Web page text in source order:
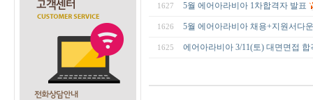
1627 5월 에어아라비아 1차합격자 발표
1626 5월 에어아라비아 채용+지원서다
1625 에어아라비아 3/11(토) 대면면접